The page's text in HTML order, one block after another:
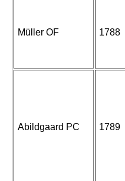
Müller OF 1788
Abildgaard PC 1789